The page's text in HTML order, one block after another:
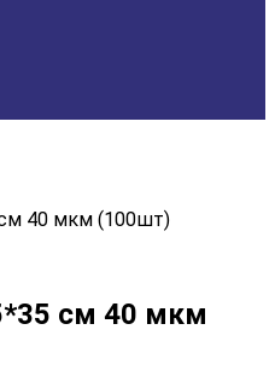
40 мкм (100шт)
см 40 мкм